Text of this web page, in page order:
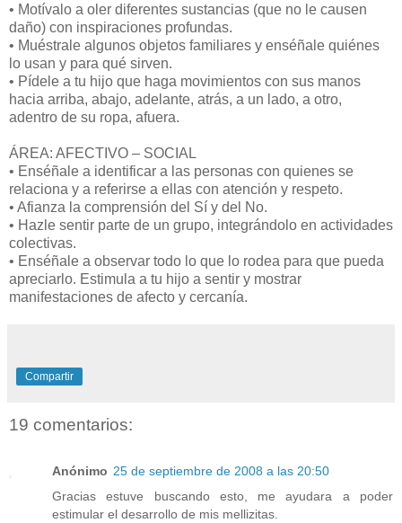
• Motívalo a oler diferentes sustancias (que no le causen
daño) con inspiraciones profundas.
• Muéstrale algunos objetos familiares y enséñale quiénes
lo usan y para qué sirven.
• Pídele a tu hijo que haga movimientos con sus manos
hacia arriba, abajo, adelante, atrás, a un lado, a otro,
adentro de su ropa, afuera.
ÁREA: AFECTIVO – SOCIAL
• Enséñale a identificar a las personas con quienes se
relaciona y a referirse a ellas con atención y respeto.
• Afianza la comprensión del Sí y del No.
• Hazle sentir parte de un grupo, integrándolo en actividades
colectivas.
• Enséñale a observar todo lo que lo rodea para que pueda
apreciarlo. Estimula a tu hijo a sentir y mostrar
manifestaciones de afecto y cercanía.
Compartir
19 comentarios:
Anónimo 25 de septiembre de 2008 a las 20:50
Gracias estuve buscando esto, me ayudara a poder
estimular el desarrollo de mis mellizitas.